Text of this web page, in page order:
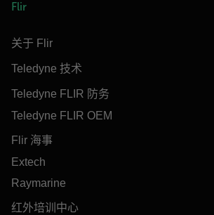
Flir
关于 Flir
Teledyne 技术
Teledyne FLIR 防务
Teledyne FLIR OEM
Flir 海事
Extech
Raymarine
红外培训中心